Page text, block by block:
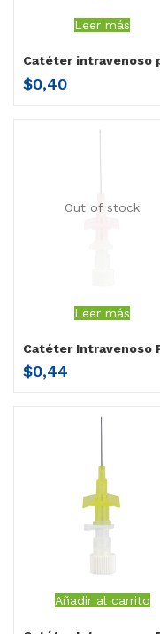
Leer más
$0,40
Out of stock
Leer más
$0,44
Añadir al carrito